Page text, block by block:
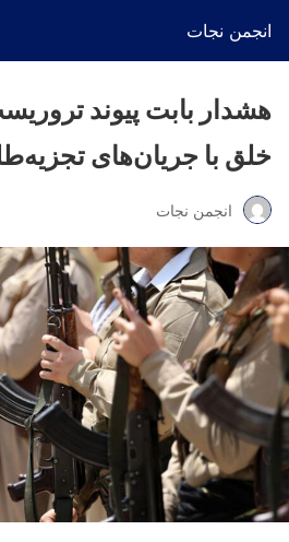
انجمن نجات
هشدار بابت پیوند
خلق با جریان‌های
انجمن نجات